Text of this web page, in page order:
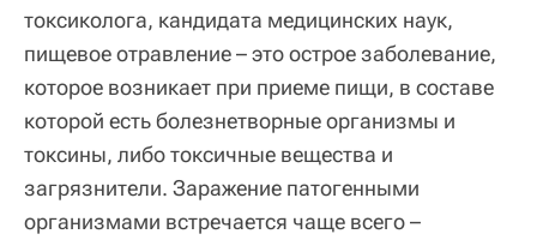
токсиколога, кандидата медицинских наук,
пищевое отравление – это острое заболевание,
которое возникает при приеме пищи, в составе
которой есть болезнетворные организмы и
токсины, либо токсичные вещества и
загрязнители. Заражение патогенными
организмами встречается чаще всего –